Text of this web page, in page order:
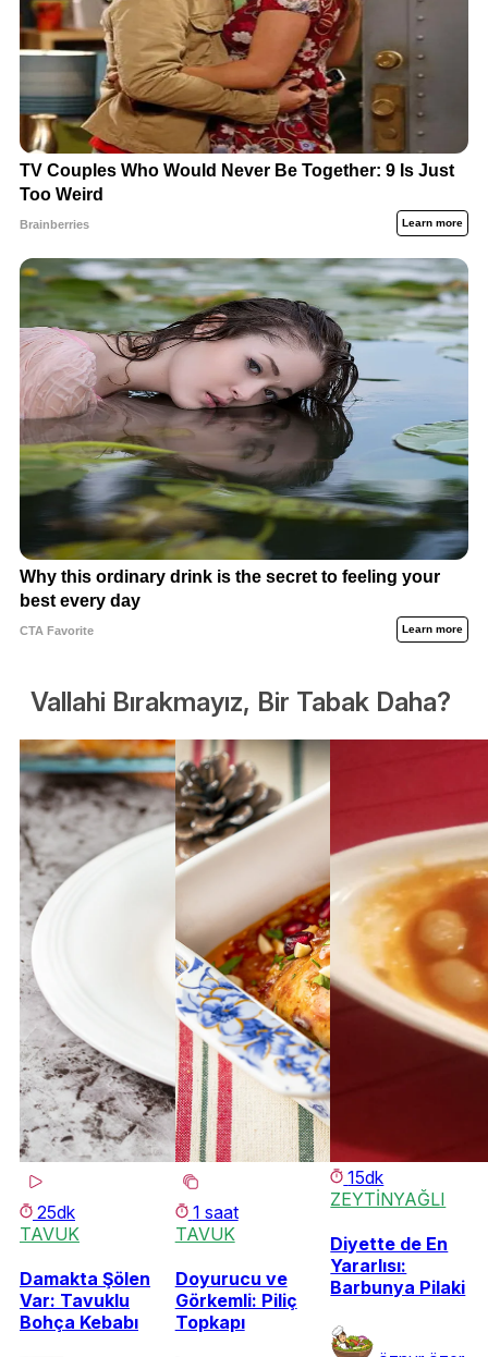
Vallahi Bırakmayız, Bir Tabak Daha?
25dk
TAVUK
Damakta Şölen
Var: Tavuklu
Bohça Kebabı
1 saat
TAVUK
Doyurucu ve
Görkemli: Piliç
Topkapı
15dk
ZEYTİNYAĞLI
Diyette de En
Yararlısı:
Barbunya Pilaki